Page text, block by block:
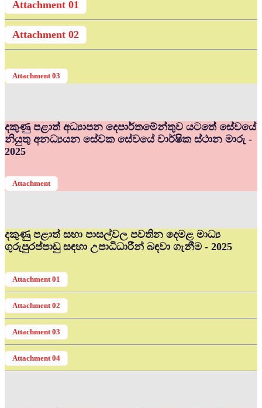
Attachment 01
Attachment 02
Attachment 03
දකුණු පළාත් අධ්‍යාපන දෙපාර්තමේන්තුව යටතේ සේවයේ
නියුතු අනධ්‍යයන සේවක සේවයේ වාර්ෂික ස්ථාන මාරු -
2025
Attachment
දකුණු පළාත් සභා පාසල්වල පවතින දෙමළ මාධ්‍ය
ගුරුපුරප්පාඩු සඳහා උපාධිධාරීන් බඳවා ගැනීම - 2025
Attachment 01
Attachment 02
Attachment 03
Attachment 04